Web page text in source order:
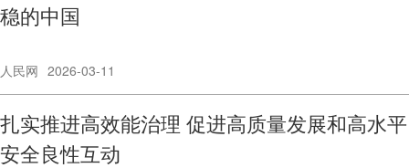
稳的中国
人民网 2026-03-11
扎实推进高效能治理 促进高质量发展和高水平
安全良性互动